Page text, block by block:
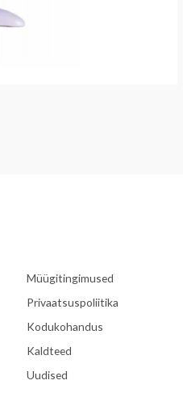
Müügitingimused
Privaatsuspoliitika
Kodukohandus
Kaldteed
Uudised